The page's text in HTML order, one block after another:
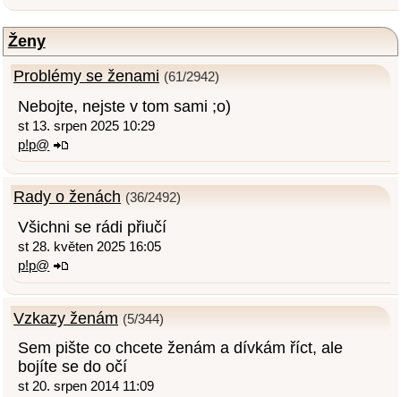
Ženy
Problémy se ženami (61/2942)
Nebojte, nejste v tom sami ;o)
st 13. srpen 2025 10:29
p!p@
Rady o ženách (36/2492)
Všichni se rádi přiučí
st 28. květen 2025 16:05
p!p@
Vzkazy ženám (5/344)
Sem pište co chcete ženám a dívkám říct, ale
bojíte se do očí
st 20. srpen 2014 11:09